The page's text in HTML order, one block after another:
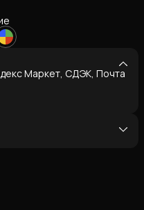
Маркет, СДЭК, Почта